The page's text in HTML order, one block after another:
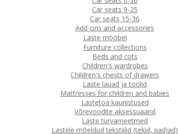
Car seats 9-25
Car seats 15-36
Add-ons and accessories
Laste mööbel
Furniture collections
Beds and cots
Children's wardrobes
Children's chests of drawers
Laste lauad ja toolid
Mattresses for children and babies
Lastetoa kaunistused
Võrevoodite aksessuaarid
Laste turvameetmed
Lastele mõeldud tekstiilid (tekid, padjad)